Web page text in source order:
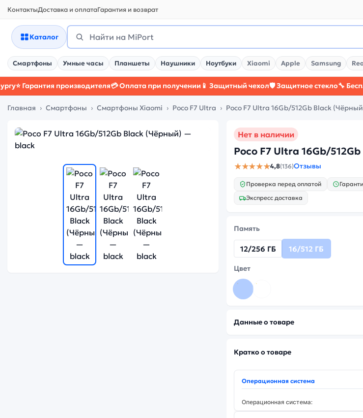
КонтактыДоставка и оплатаГарантия и возврат
Каталог
Поиск
Найти
Смартфоны Умные часы Планшеты Наушники Ноутбуки Xiaomi Apple Samsung
производителя💳 Оплата при получении📱 Защитный чехол🛡️ Защитное стекло🔧 Бесплатная
Главная Смартфоны Смартфоны Xiaomi Poco F7 Ultra Poco F7 Ultra 16Gb/512Gb Black
Нет в наличии
Poco F7 Ultra 16Gb/
★★★★★4,8(136)Отзывы
Проверка перед оплатой
Экспресс доставка
Память
12/256 ГБ 16/512 ГБ
Цвет
Данные о товаре
Кратко о товаре
Операционная система
Операционная система: